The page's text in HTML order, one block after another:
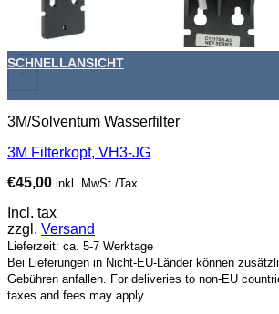
+
SCHNELLANSICHT
3M/Solventum Wasserfilter
3M Filterkopf, VH3-JG
€45,00 inkl. MwSt./Tax
Incl. tax
zzgl. Versand
Lieferzeit: ca. 5-7 Werktage
Bei Lieferungen in Nicht-EU-Länder können
Gebühren anfallen. For deliveries to non-EU
taxes and fees may apply.